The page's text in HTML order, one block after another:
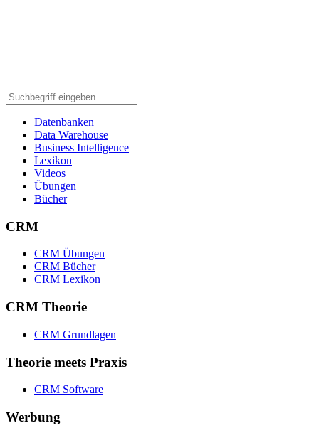
Datenbanken
Data Warehouse
Business Intelligence
Lexikon
Videos
Übungen
Bücher
CRM
CRM Übungen
CRM Bücher
CRM Lexikon
CRM Theorie
CRM Grundlagen
Theorie meets Praxis
CRM Software
Werbung